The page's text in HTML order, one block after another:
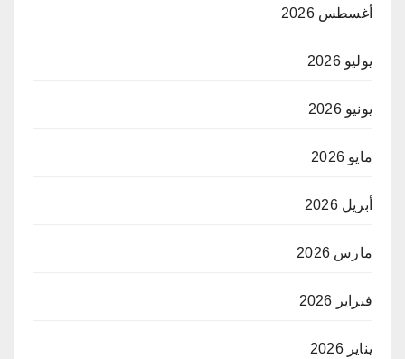
أغسطس 2026
يوليو 2026
يونيو 2026
مايو 2026
أبريل 2026
مارس 2026
فبراير 2026
يناير 2026